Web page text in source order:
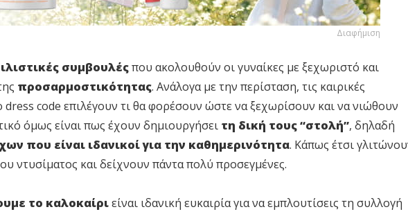
Διαφήμιση
συμβουλέςπου ακολουθούν οι γυναίκες με ξεχωριστό και
προσαρμοστικότητας. Ανάλογα με την περίσταση, τις καιρικές
dress code επιλέγουν τι θα φορέσουν ώστε να ξεχωρίσουν και να νιώθουν
όμως είναι πως έχουν δημιουργήσει τη δική τους “στολή”, δηλαδή
που είναι ιδανικοί για την καθημερινότητα. Κάπως έτσι
ντυσίματος και δείχνουν πάντα πολύ προσεγμένες.
το καλοκαίριείναι ιδανική ευκαιρία για να εμπλουτίσεις τη συλλογή